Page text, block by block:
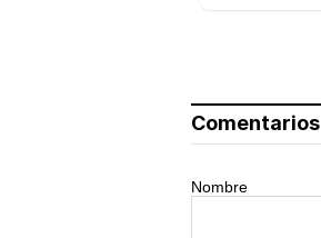
Comentarios
Nombre